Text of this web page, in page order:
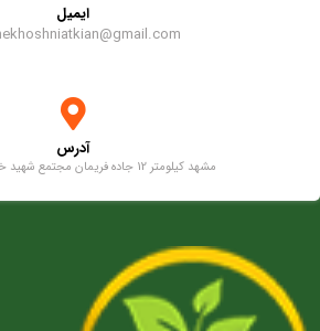
ایمیل
آدرس
مشهد کیلومتر 12 جاده فریمان مجتمع شهید خبیری پلاک B7